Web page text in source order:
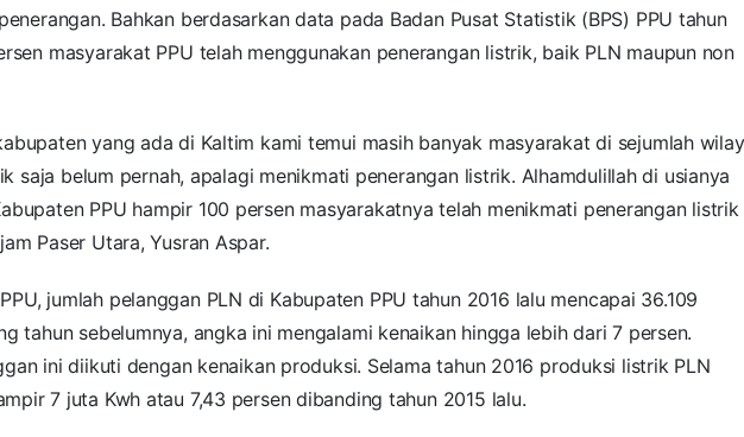
Bahkan berdasarkan data pada Badan Pusat Statistik (BPS) PPU tahun
masyarakat PPU telah menggunakan penerangan listrik, baik PLN maupun non
yang ada di Kaltim kami temui masih banyak masyarakat di sejumlah
saja belum pernah, apalagi menikmati penerangan listrik. Alhamdulillah di usianya
PPU hampir 100 persen masyarakatnya telah menikmati penerangan listrik
Paser Utara, Yusran Aspar.
jumlah pelanggan PLN di Kabupaten PPU tahun 2016 lalu mencapai 36.109
tahun sebelumnya, angka ini mengalami kenaikan hingga lebih dari 7 persen.
ini diikuti dengan kenaikan produksi. Selama tahun 2016 produksi listrik PLN
7 juta Kwh atau 7,43 persen dibanding tahun 2015 lalu.